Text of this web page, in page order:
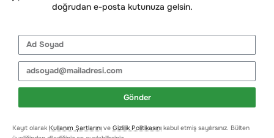
doğrudan e-posta kutunuza gelsin.
Gönder
Kayıt olarak Kullanım Şartlarını ve Gizlilik Politikasını kabul etmiş sayılırsınız. Bülten